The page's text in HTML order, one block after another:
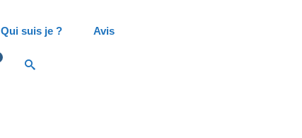
Qui suis je ? Avis